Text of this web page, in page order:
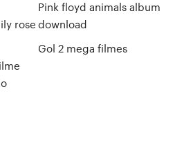
rose
Pink floyd animals album
download
Gol 2 mega filmes